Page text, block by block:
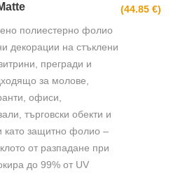
полиестерно фолио
декорации на стъклени
прегради и
за молове,
офиси,
търговски обекти и
като защитно фолио –
от разпадане при
до 99% от UV
(44.85 €)